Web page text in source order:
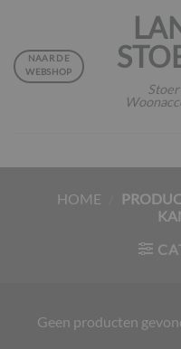
inhoudNAAR DE
WEBSHOP
HOME
Geen producten